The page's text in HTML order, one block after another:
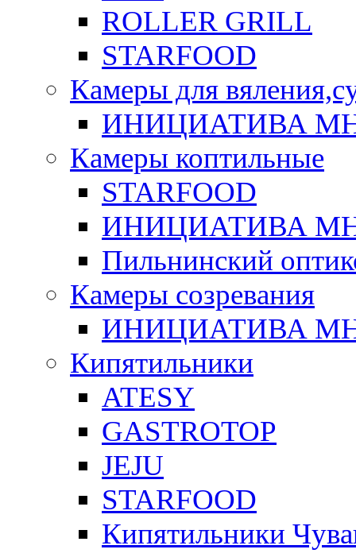
ROLLER GRILL
STARFOOD
Камеры для
ИНИЦИАТИВА
Камеры коптильные
STARFOOD
ИНИЦИАТИВА
Пильнинский
Камеры созревания
ИНИЦИАТИВА
Кипятильники
ATESY
GASTROTOP
JEJU
STARFOOD
Кипятильники